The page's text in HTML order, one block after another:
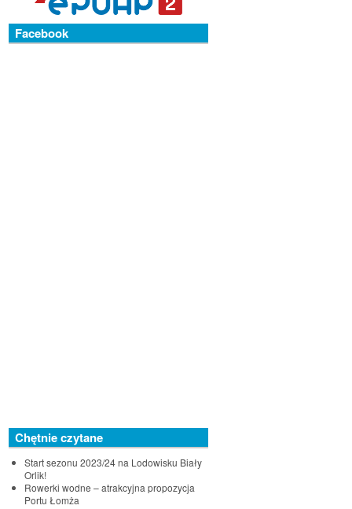
Facebook
Chętnie czytane
Start sezonu 2023/24 na Lodowisku Biały
Orlik!
Rowerki wodne – atrakcyjna propozycja
Portu Łomża